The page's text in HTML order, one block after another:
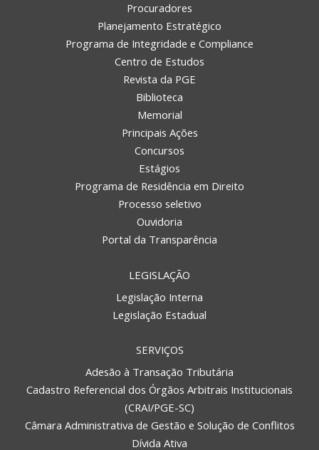
Procuradores
Planejamento Estratégico
Programa de Integridade e Compliance
Centro de Estudos
Revista da PGE
Biblioteca
Memorial
Principais Ações
Concursos
Estágios
Programa de Residência em Direito
Processo seletivo
Ouvidoria
Portal da Transparência
LEGISLAÇÃO
Legislação Interna
Legislação Estadual
SERVIÇOS
Adesão à Transação Tributária
Cadastro Referencial dos Órgãos Arbitrais Institucionais
(CRAI/PGE-SC)
Câmara Administrativa de Gestão e Solução de Conflitos
Dívida Ativa